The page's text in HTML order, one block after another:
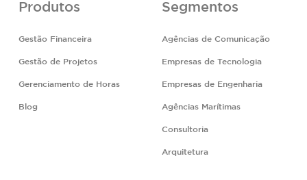
Produtos
Gestão Financeira
Gestão de Projetos
Gerenciamento de Horas
Blog
Segmentos
Agências de Comunicação
Empresas de Tecnologia
Empresas de Engenharia
Agências Marítimas
Consultoria
Arquitetura